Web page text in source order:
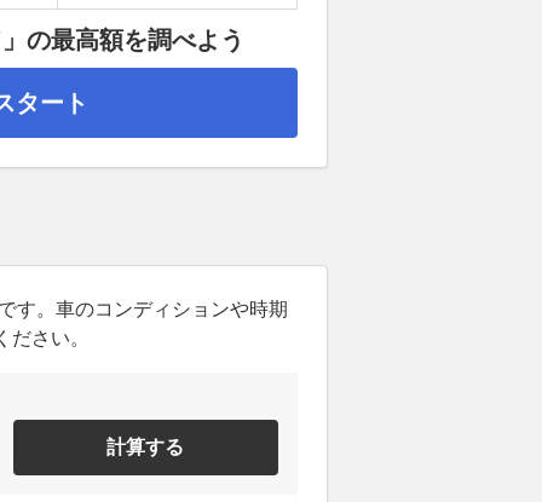
の最高額を調べよう
タート
す。車のコンディションや時期
さい。
計算する